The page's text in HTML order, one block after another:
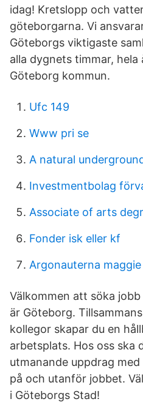
idag! Kretslopp och
göteborgarna. Vi
Göteborgs viktigaste
alla dygnets timmar,
Göteborg kommun.
Ufc 149
Www pri se
A natural
Investmentbolag
Associate of arts
Fonder isk eller kf
Argonauterna
Välkommen att söka
är Göteborg.
kollegor skapar du en
arbetsplats. Hos oss ska
utmanande uppdrag
på och utanför jobbet.
i Göteborgs Stad!